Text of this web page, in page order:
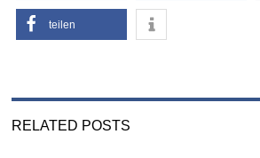
teilen
RELATED POSTS